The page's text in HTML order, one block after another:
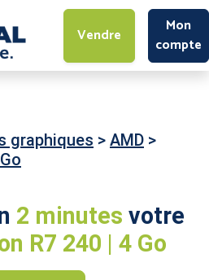
Vendre
Mon
compte
graphiques > AMD >
2 minutes votre
R7 240 | 4 Go